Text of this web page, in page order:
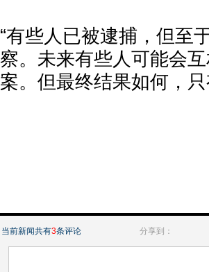
“有些人已被逮捕，但至
察。未来有些人可能会
案。但最终结果如何，
当前新闻共有3条评论 分享到：